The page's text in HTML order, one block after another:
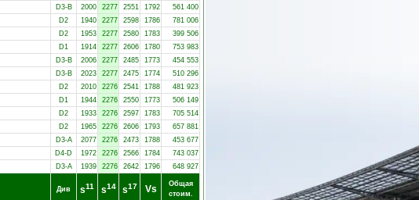
D3-B 2000 2277 2551 1792
561 400
D2 1940 2277 2598 1786
781 006
D2 1953 2277 2580 1783
399 506
D1 1914 2277 2606 1780
753 983
D3-B 2006 2277 2485 1773
454 553
D3-B 2023 2277 2475 1774
510 296
D2 2010 2276 2541 1788
481 923
D1 1944 2276 2550 1773
506 149
D2 1933 2276 2597 1783
705 514
D2 1965 2276 2606 1793
657 881
D3-A 2077 2276 2473 1788
453 677
D4-D 1972 2276 2566 1784
743 037
D3-A 1939 2276 2642 1796 648 927
Див s11 s14 s17 Vs
Общая
стоим.